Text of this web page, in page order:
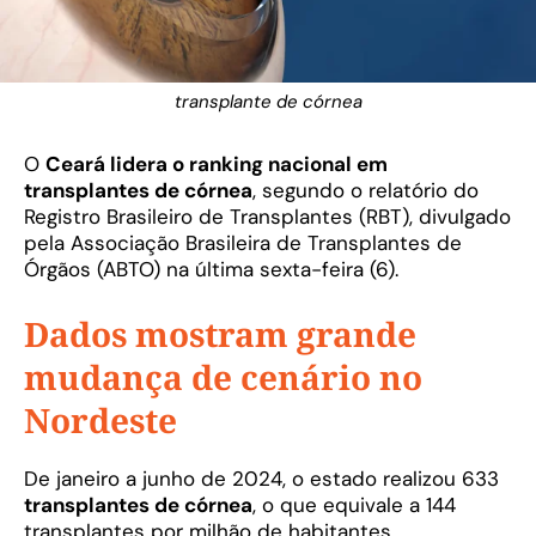
transplante de córnea
O Ceará lidera o ranking nacional em
transplantes de córnea, segundo o relatório do
Registro Brasileiro de Transplantes (RBT), divulgado
pela Associação Brasileira de Transplantes de
Órgãos (ABTO) na última sexta-feira (6).
Dados mostram grande
mudança de cenário no
Nordeste
De janeiro a junho de 2024, o estado realizou 633
transplantes de córnea, o que equivale a 144